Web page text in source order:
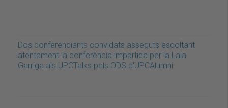
Dos conferenciants convidats asseguts escoltant
atentament la conferència impartida per la Laia
Garriga als UPCTalks pels ODS d'UPCAlumni